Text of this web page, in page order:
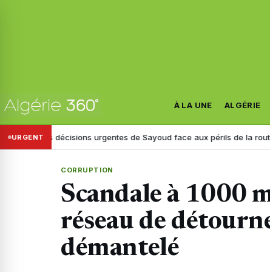
À LA UNE ALGÉRIE
URGENT
décisions urgentes de Sayoud face aux périls de la route
CORRUPTION
Scandale à 1000
réseau de
démantelé